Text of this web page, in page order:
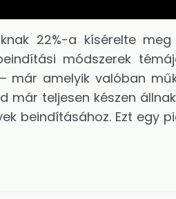
22%-a kísérelte
módszerek
már amelyik valóban
teljesen készen
beindításához. Ezt egy